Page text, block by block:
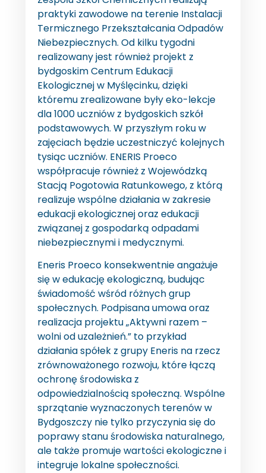
praktyki zawodowe na terenie Instalacji
Termicznego Przekształcania Odpadów
Niebezpiecznych. Od kilku tygodni
realizowany jest również projekt z
bydgoskim Centrum Edukacji
Ekologicznej w Myślęcinku, dzięki
któremu zrealizowane były eko-lekcje
dla 1000 uczniów z bydgoskich szkół
podstawowych. W przyszłym roku w
zajęciach będzie uczestniczyć kolejnych
tysiąc uczniów. ENERIS Proeco
współpracuje również z Wojewódzką
Stacją Pogotowia Ratunkowego, z którą
realizuje wspólne działania w zakresie
edukacji ekologicznej oraz edukacji
związanej z gospodarką odpadami
niebezpiecznymi i medycznymi.
Eneris Proeco konsekwentnie angażuje
się w edukację ekologiczną, budując
świadomość wśród różnych grup
społecznych. Podpisana umowa oraz
realizacja projektu „Aktywni razem –
wolni od uzależnień.” to przykład
działania spółek z grupy Eneris na rzecz
zrównoważonego rozwoju, które łączą
ochronę środowiska z
odpowiedzialnością społeczną. Wspólne
sprzątanie wyznaczonych terenów w
Bydgoszczy nie tylko przyczynia się do
poprawy stanu środowiska naturalnego,
ale także promuje wartości ekologiczne i
integruje lokalne społeczności.